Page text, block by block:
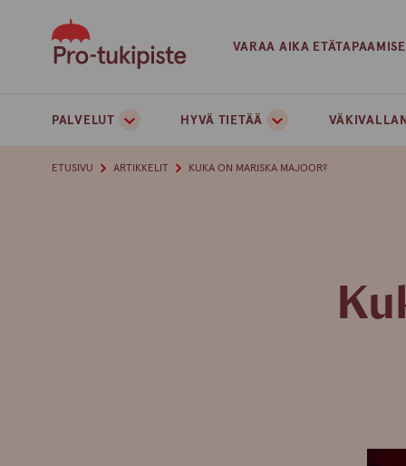
VARAA AIKA
PALVELUT HYVÄ TIETÄÄ
ETUSIVU ARTIKKELIT KUKA ON MARISKA MAJOOR?